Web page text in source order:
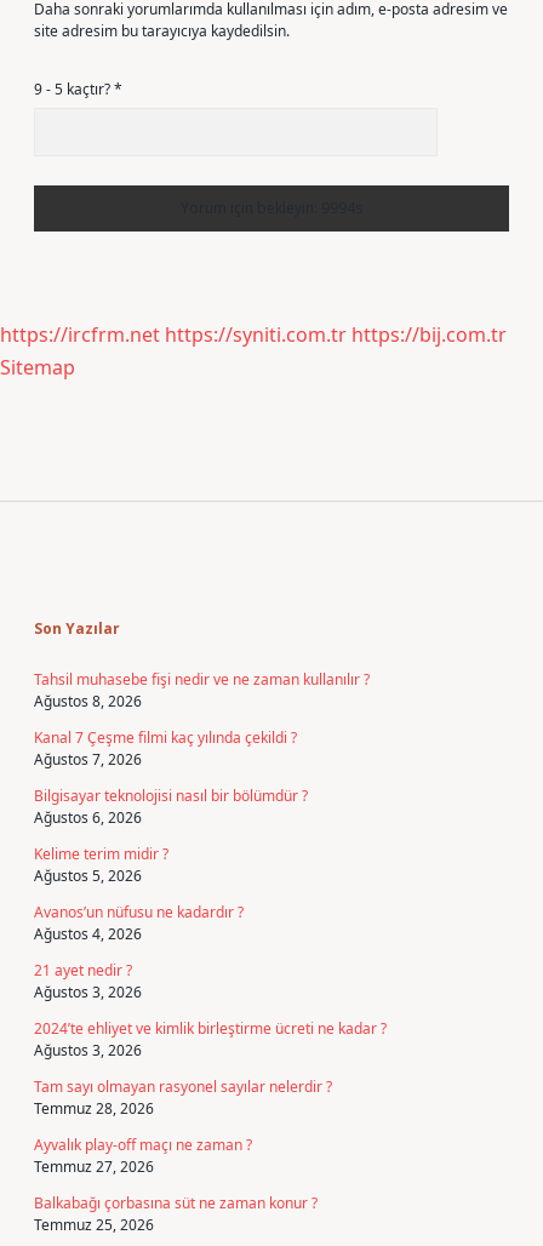
Daha sonraki yorumlarımda kullanılması için adım, e-posta adresim ve
site adresim bu tarayıcıya kaydedilsin.
9 - 5 kaçtır?*
https://ircfrm.net https://syniti.com.tr https://bij.com.tr
Sitemap
Son Yazılar
Tahsil muhasebe fişi nedir ve ne zaman kullanılır ?
Ağustos 8, 2026
Kanal 7 Çeşme filmi kaç yılında çekildi ?
Ağustos 7, 2026
Bilgisayar teknolojisi nasıl bir bölümdür ?
Ağustos 6, 2026
Kelime terim midir ?
Ağustos 5, 2026
Avanos’un nüfusu ne kadardır ?
Ağustos 4, 2026
21 ayet nedir ?
Ağustos 3, 2026
2024’te ehliyet ve kimlik birleştirme ücreti ne kadar ?
Ağustos 3, 2026
Tam sayı olmayan rasyonel sayılar nelerdir ?
Temmuz 28, 2026
Ayvalık play-off maçı ne zaman ?
Temmuz 27, 2026
Balkabağı çorbasına süt ne zaman konur ?
Temmuz 25, 2026